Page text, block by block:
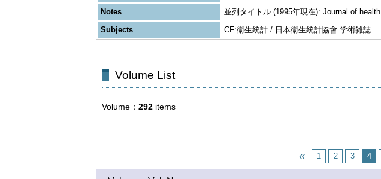
Notes
並列タイトル (1995年現在): Journal of
Subjects
CF:衞生統計 / 日本衞生統計協會 学術雑誌
Volume List
Volume 292 items
1 2 3 4